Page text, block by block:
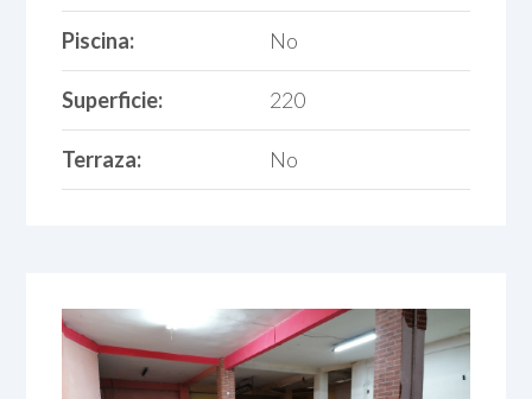
Piscina: No
Superficie: 220
Terraza: No